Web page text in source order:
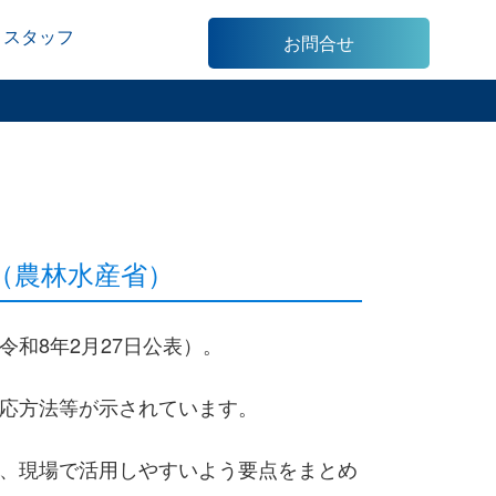
スタッフ お問合せ
林水産省）
8年2月27日公表）。
法等が示されています。
現場で活用しやすいよう要点をまとめ